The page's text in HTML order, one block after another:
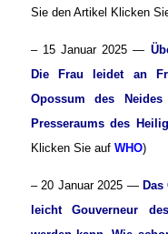
Sie den Artikel Klicken
– 15 Januar 2025 —
Die Frau leidet an
Opossum des
Presseraums des
Klicken Sie aufWHO)
– 20 Januar 2025 — Das
leicht Gouverneur